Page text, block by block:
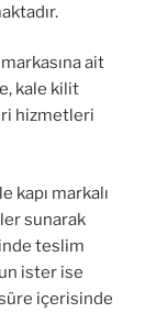
ait
kale kilit
hizmetleri
kapı markalı
sunarak
teslim
ister ise
içerisinde